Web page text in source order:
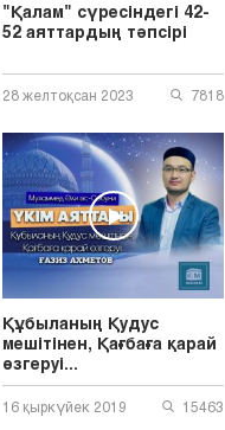
"Қалам" сүресіндегі 42-
52 аяттардың тәпсірі
28 желтоқсан 2023 7818
Құбыланың Қудус
мешітінен, Қағбаға қарай
өзгеруі...
16 қыркүйек 2019 15463